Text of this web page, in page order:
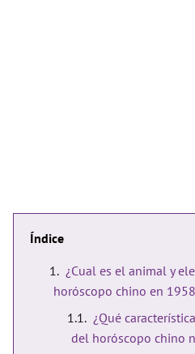
Índice
¿Cual es el animal y
horóscopo chino en
¿Qué
del horóscopo chino